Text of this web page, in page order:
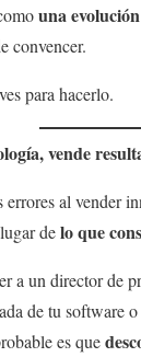
una
convencer.
para hacerlo.
vende
al vender
delo que
a un director de
de tu software
es que